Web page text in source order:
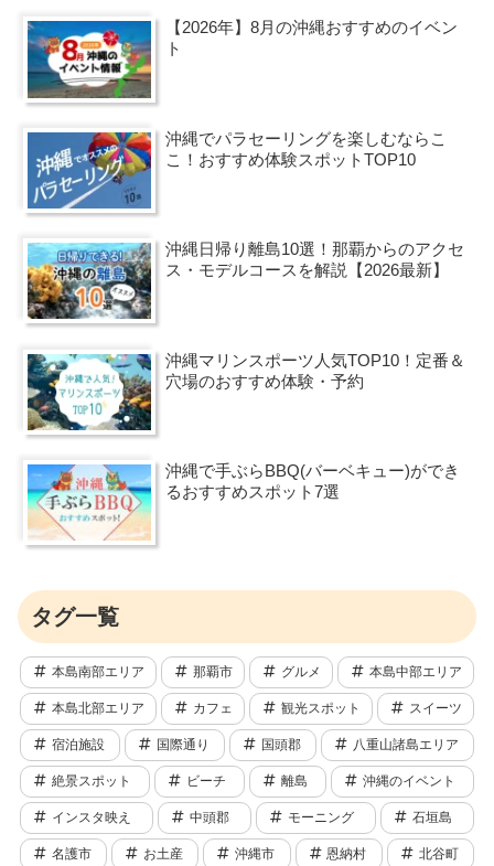
【2026年】8月の沖縄おすすめのイベン
ト
沖縄でパラセーリングを楽しむならこ
こ！おすすめ体験スポットTOP10
沖縄日帰り離島10選！那覇からのアクセ
ス・モデルコースを解説【2026最新】
沖縄マリンスポーツ人気TOP10！定番＆
穴場のおすすめ体験・予約
沖縄で手ぶらBBQ(バーベキュー)ができ
るおすすめスポット7選
タグ一覧
本島南部エリア 那覇市 グルメ 本島中部エリア
本島北部エリア カフェ 観光スポット スイーツ
宿泊施設 国際通り 国頭郡 八重山諸島エリア
絶景スポット ビーチ 離島 沖縄のイベント
インスタ映え 中頭郡 モーニング 石垣島
名護市 お土産 沖縄市 恩納村 北谷町